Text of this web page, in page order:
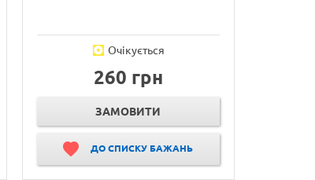
Очікується
260 грн
ЗАМОВИТИ
ДО СПИСКУ БАЖАНЬ